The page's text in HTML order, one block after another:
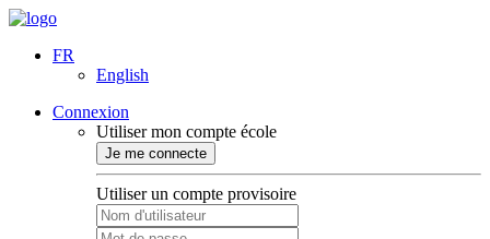
FR
English
Connexion
Utiliser mon compte école
Je me connecte
Utiliser un compte provisoire